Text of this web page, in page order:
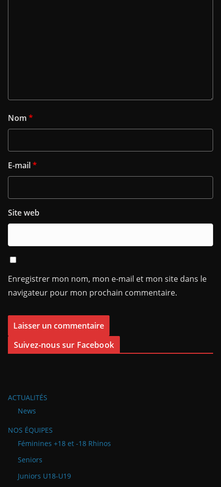
Nom *
E-mail*
Site web
Enregistrer mon nom, mon e-mail et mon site dans le
navigateur pour mon prochain commentaire.
Suivez-nous sur Facebook
ACTUALITÉS
News
NOS ÉQUIPES
Féminines +18 et -18 Rhinos
Seniors
Juniors U18-U19